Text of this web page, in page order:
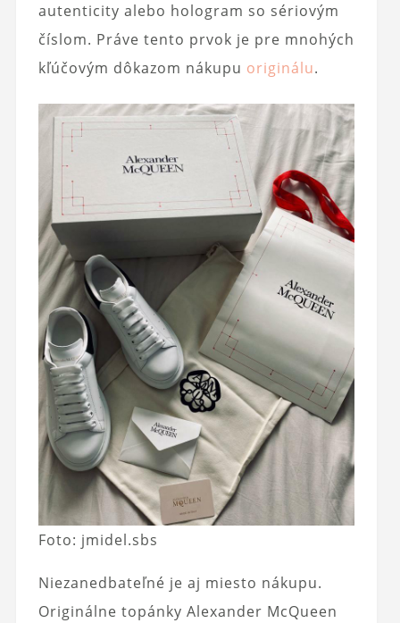
autenticity alebo hologram so sériovým
číslom. Práve tento prvok je pre mnohých
kľúčovým dôkazom nákupu originálu.
Foto: jmidel.sbs
Niezanedbateľné je aj miesto nákupu.
Originálne topánky Alexander McQueen